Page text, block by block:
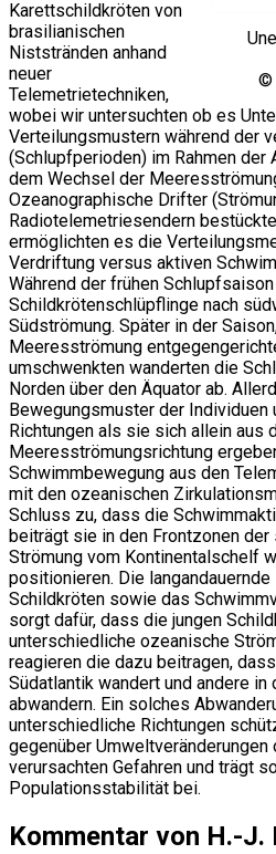
©
Karettschildkröten von
brasilianischen
Niststränden anhand
neuer
Telemetrietechniken,
wobei wir untersuchten ob es
Verteilungsmustern während der
(Schlupfperioden) im Rahmen
dem Wechsel der
Ozeanographische Drifter
Radiotelemetriesendern
ermöglichten es die
Verdriftung versus aktiven
Während der frühen
Schildkrötenschlüpflinge nach
Südströmung. Später in der
Meeresströmung
umschwenkten wanderten die
Norden über den Äquator ab.
Bewegungsmuster der Individuen
Richtungen als sie sich allein aus
Meeresströmungsrichtung
Schwimmbewegung aus den
mit den ozeanischen
Schluss zu, dass die
beiträgt sie in den Frontzonen
Strömung vom Kontinentalschelf
positionieren. Die
Schildkröten sowie das
sorgt dafür, dass die jungen
unterschiedliche ozeanische
reagieren die dazu beitragen,
Südatlantik wandert und andere
abwandern. Ein solches
unterschiedliche Richtungen
gegenüber
verursachten Gefahren und trägt
Populationsstabilität bei.
Kommentar von H.-J.